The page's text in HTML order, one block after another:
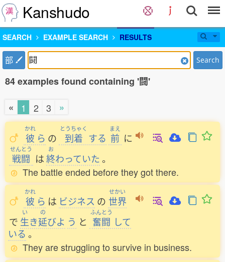
Kanshudo
SEARCH EXAMPLE SEARCH RESULTS
部 Search
84 examples found containing '闘'
« 1 2 3 »
かれ
彼 ら の
とうちゃく
到着 する
まえ
前 に
せんとう
戦闘 は
お
終わっていた。
The battle ended before they got there.
かれ
彼 ら は ビジネス の
せかい
世界
で
い
生き
の
延びよ う と
ふんとう
奮闘 して
いる 。
They are struggling to survive in business.